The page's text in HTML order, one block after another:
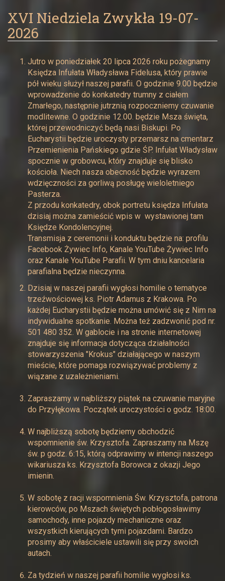
XVI Niedziela Zwykła 19-07-
2026
Jutro w poniedziałek 20 lipca 2026 roku pożegnamy
Księdza Infułata Władysława Fidelusa, który prawie
pół wieku służył naszej parafii. O godzinie 9.00 będzie
wprowadzenie do konkatedry trumny z ciałem
Zmarłego, następnie jutrznią rozpoczniemy czuwanie
modlitewne. O godzinie 12.00. będzie Msza święta,
której przewodniczyć będą nasi Biskupi. Po
Eucharystii będzie uroczysty przemarsz na cmentarz
Przemienienia Pańskiego gdzie ŚP. Infułat Władysław
spocznie w grobowcu, który znajduje się blisko
kościoła. Niech nasza obecność będzie wyrazem
wdzięczności za gorliwą posługę wieloletniego
Pasterza.
Z przodu konkatedry, obok portretu księdza Infułata
dzisiaj można zamieścić wpis w wystawionej tam
Księdze Kondolencyjnej.
Transmisja z ceremonii i konduktu będzie na: profilu
Facebook Żywiec Info, Kanale YouTube Żywiec Info
oraz Kanale YouTube Parafii. W tym dniu kancelaria
parafialna będzie nieczynna.
Dzisiaj w naszej parafii wygłosi homilie o tematyce
trzeźwościowej ks. Piotr Adamus z Krakowa. Po
każdej Eucharystii będzie można umówić się z Nim na
indywidualne spotkanie. Można też zadzwonić pod nr.
501 480 352. W gablocie i na stronie internetowej
znajduje się informacja dotycząca działalności
stowarzyszenia "Krokus" działającego w naszym
mieście, które pomaga rozwiązywać problemy z
wiązane z uzależnieniami.
Zapraszamy w najbliższy piątek na czuwanie maryjne
do Przyłękowa. Początek uroczystości o godz. 18:00.
W najbliższą sobotę będziemy obchodzić
wspomnienie św. Krzysztofa. Zapraszamy na Mszę
św. p godz. 6:15, którą odprawimy w intencji naszego
wikariusza ks. Krzysztofa Borowca z okazji Jego
imienin.
W sobotę z racji wspomnienia Św. Krzysztofa, patrona
kierowców, po Mszach świętych pobłogosławimy
samochody, inne pojazdy mechaniczne oraz
wszystkich kierujących tymi pojazdami. Bardzo
prosimy aby właściciele ustawili się przy swoich
autach.
Za tydzień w naszej parafii homilie wygłosi ks.